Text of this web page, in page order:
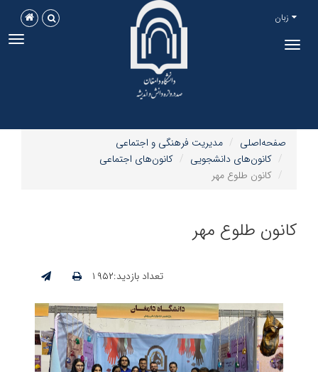
Toggle
زبان
صفحه‌اصلی
مدیریت فرهنگی و اجتماعی
کانون‌های دانشجویی
کانون‌های اجتماعی
کانون طلوع مهر
کانون طلوع مهر
تعداد بازدید:۱۹۵۲